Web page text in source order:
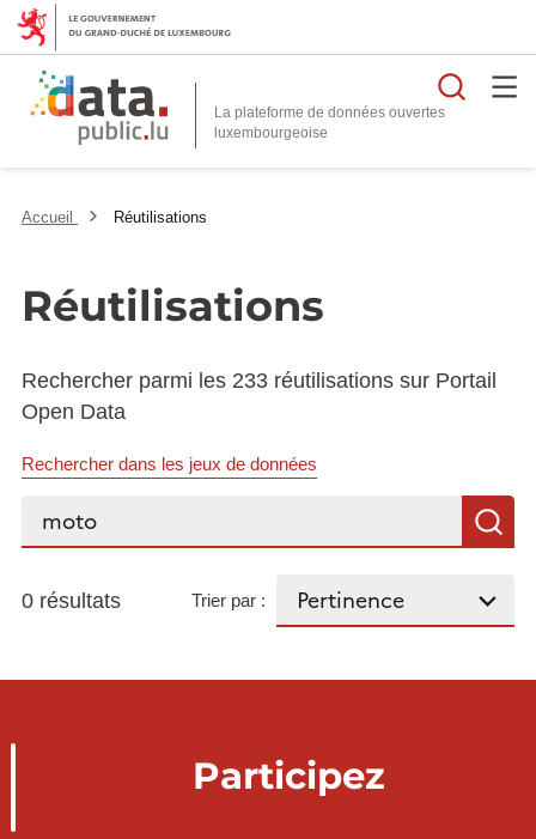
La plateforme de données ouvertes
Accueil Réutilisations
Réutilisations
Rechercher parmi les 233 réutilisations sur Portail
Open Data
Rechercher dans les jeux de données
Rechercher...
0 résultats Trier par :
Participez